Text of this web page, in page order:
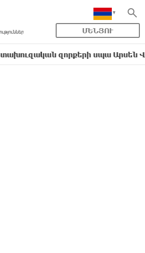
ՄԵՆՅՈՒ
զորքերի սպա Արսեն